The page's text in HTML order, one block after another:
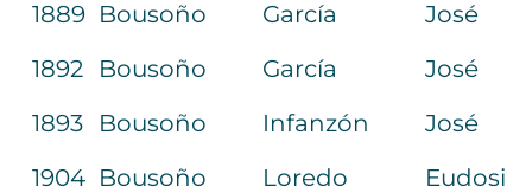
1889 Bousoño García
José
1892
Bousoño García
José
1893
Bousoño Infanzón
José
1904 Bousoño Loredo
Eudosia